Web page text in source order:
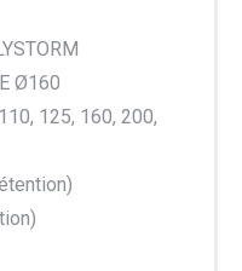
Ø160
125, 160, 200,